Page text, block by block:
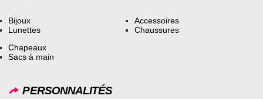
Bijoux
Lunettes
Accessoires
Chaussures
Chapeaux
Sacs à main
PERSONNALITÉS